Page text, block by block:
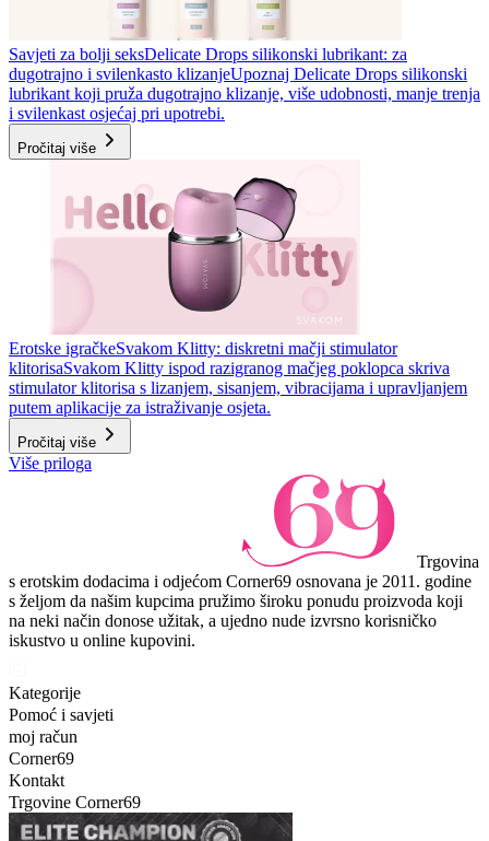
Savjeti za bolji seksDelicate Drops silikonski lubrikant: za
dugotrajno i svilenkasto klizanjeUpoznaj Delicate Drops silikonski
lubrikant koji pruža dugotrajno klizanje, više udobnosti, manje trenja
i svilenkast osjećaj pri upotrebi.
Pročitaj više
Erotske igračkeSvakom Klitty: diskretni mačji stimulator
klitorisaSvakom Klitty ispod razigranog mačjeg poklopca skriva
stimulator klitorisa s lizanjem, sisanjem, vibracijama i upravljanjem
putem aplikacije za istraživanje osjeta.
Pročitaj više
Više priloga
Trgovina
s erotskim dodacima i odjećom Corner69 osnovana je 2011. godine
s željom da našim kupcima pružimo široku ponudu proizvoda koji
na neki način donose užitak, a ujedno nude izvrsno korisničko
iskustvo u online kupovini.
Kategorije
Pomoć i savjeti
moj račun
Corner69
Kontakt
Trgovine Corner69